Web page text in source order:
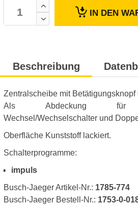
IN DEN
Beschreibung
Zentralscheibe mit
Als Abdeckung für
Wechsel/Wechselschalter und
Oberfläche Kunststoff lackiert.
Schalterprogramme:
impuls
Busch-Jaeger Artikel-Nr.: 1785-774
Busch-Jaeger Bestell-Nr.: 1753-0-